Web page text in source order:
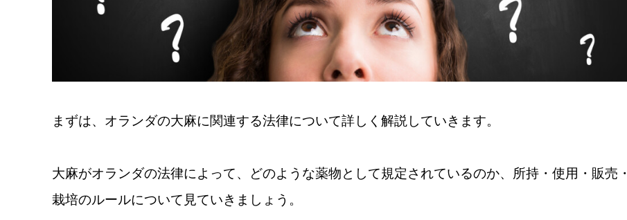
まずは、オランダの大麻に関連する法律について詳しく解説していきます。
大麻がオランダの法律によって、どのような薬物として規定されているのか、所持・使用・販売・
栽培のルールについて見ていきましょう。